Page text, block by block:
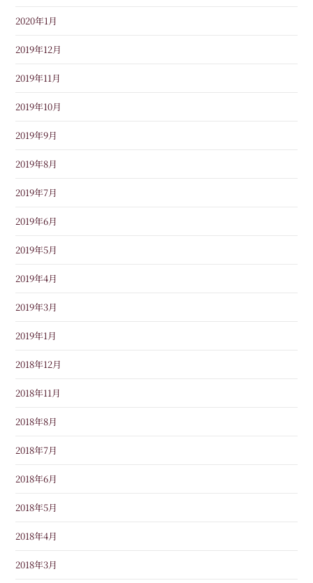
2020年1月
2019年12月
2019年11月
2019年10月
2019年9月
2019年8月
2019年7月
2019年6月
2019年5月
2019年4月
2019年3月
2019年1月
2018年12月
2018年11月
2018年8月
2018年7月
2018年6月
2018年5月
2018年4月
2018年3月